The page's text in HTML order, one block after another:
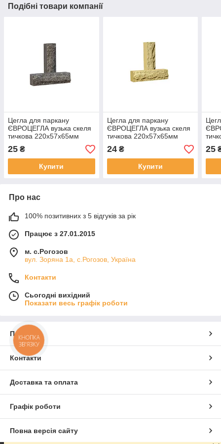
Подібні товари компанії
Цегла для паркану
ЄВРОЦЕГЛА вузька скеля
тичкова 220х57х65мм
графіт
25 ₴
Купити
Цегла для паркану
ЄВРОЦЕГЛА вузька скеля
тичкова 220х57х65мм
жовта
24₴
Купити
25
Про нас
100% позитивних з 5 відгуків за рік
Працює з 27.01.2015
м. с.Рогозов
вул. Зоряна 1а, с.Рогозов, Україна
Контакти
Сьогодні вихідний
Показати весь графік роботи
Про нас
Контакти
Доставка та оплата
Графік роботи
Повна версія сайту
КНОПКА
ЗВ'ЯЗКУ